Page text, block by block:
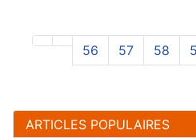
56 57 58
ARTICLES POPULAIRES